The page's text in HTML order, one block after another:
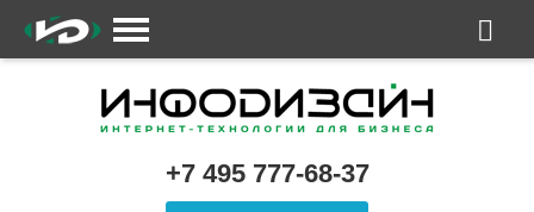
+7 495 777-68-37